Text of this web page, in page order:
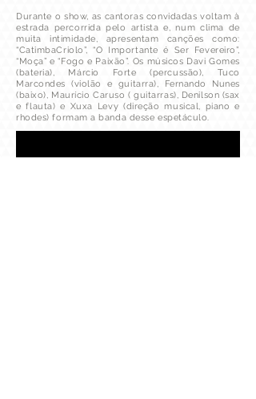
Durante o show, as cantoras convidadas voltam à
estrada percorrida pelo artista e, num clima de
muita intimidade, apresentam canções como:
“CatimbaCriolo”, “O Importante é Ser Fevereiro”,
“Moça” e “Fogo e Paixão”. Os músicos Davi Gomes
(bateria), Márcio Forte (percussão), Tuco
Marcondes (violão e guitarra), Fernando Nunes
(baixo), Maurício Caruso ( guitarras), Denilson (sax
e flauta) e Xuxa Levy (direção musical, piano e
rhodes) formam a banda desse espetáculo.